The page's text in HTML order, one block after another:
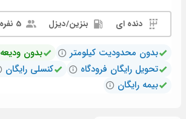
دنده ای بنزين/دیزل 5 نفره
بدون محدودیت کیلومتر
بدون ودیعه
تحویل رایگان فرودگاه
کنسلی رایگان
بیمه رایگان